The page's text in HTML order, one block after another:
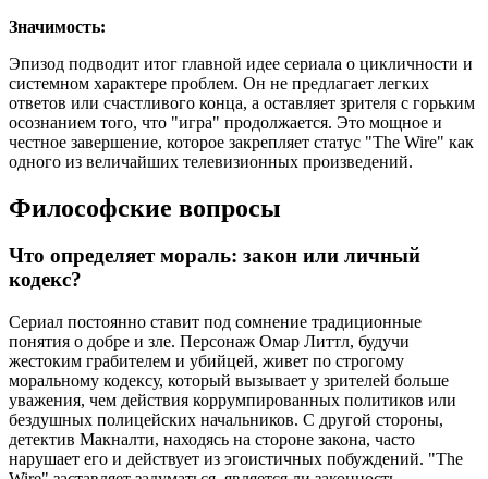
Значимость:
Эпизод подводит итог главной идее сериала о цикличности и
системном характере проблем. Он не предлагает легких
ответов или счастливого конца, а оставляет зрителя с горьким
осознанием того, что "игра" продолжается. Это мощное и
честное завершение, которое закрепляет статус "The Wire" как
одного из величайших телевизионных произведений.
Философские вопросы
Что определяет мораль: закон или личный
кодекс?
Сериал постоянно ставит под сомнение традиционные
понятия о добре и зле. Персонаж Омар Литтл, будучи
жестоким грабителем и убийцей, живет по строгому
моральному кодексу, который вызывает у зрителей больше
уважения, чем действия коррумпированных политиков или
бездушных полицейских начальников. С другой стороны,
детектив Макналти, находясь на стороне закона, часто
нарушает его и действует из эгоистичных побуждений. "The